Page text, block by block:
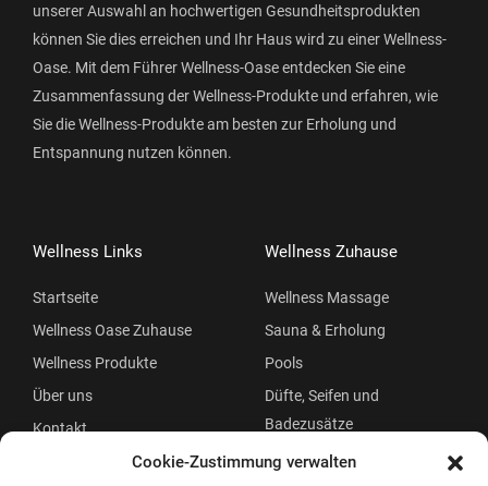
Cookie-Zustimmung verwalten
unserer Auswahl an hochwertigen Gesundheitsprodukten
können Sie dies erreichen und Ihr Haus wird zu einer Wellness-
Oase. Mit dem Führer Wellness-Oase entdecken Sie eine
Zusammenfassung der Wellness-Produkte und erfahren, wie
Sie die Wellness-Produkte am besten zur Erholung und
Entspannung nutzen können.
Wellness Links
Startseite
Wellness Oase Zuhause
Wellness Produkte
Über uns
Kontakt
Wellness Zuhause
Wellness Massage
Sauna & Erholung
Pools
Düfte, Seifen und
Badezusätze
Beauty